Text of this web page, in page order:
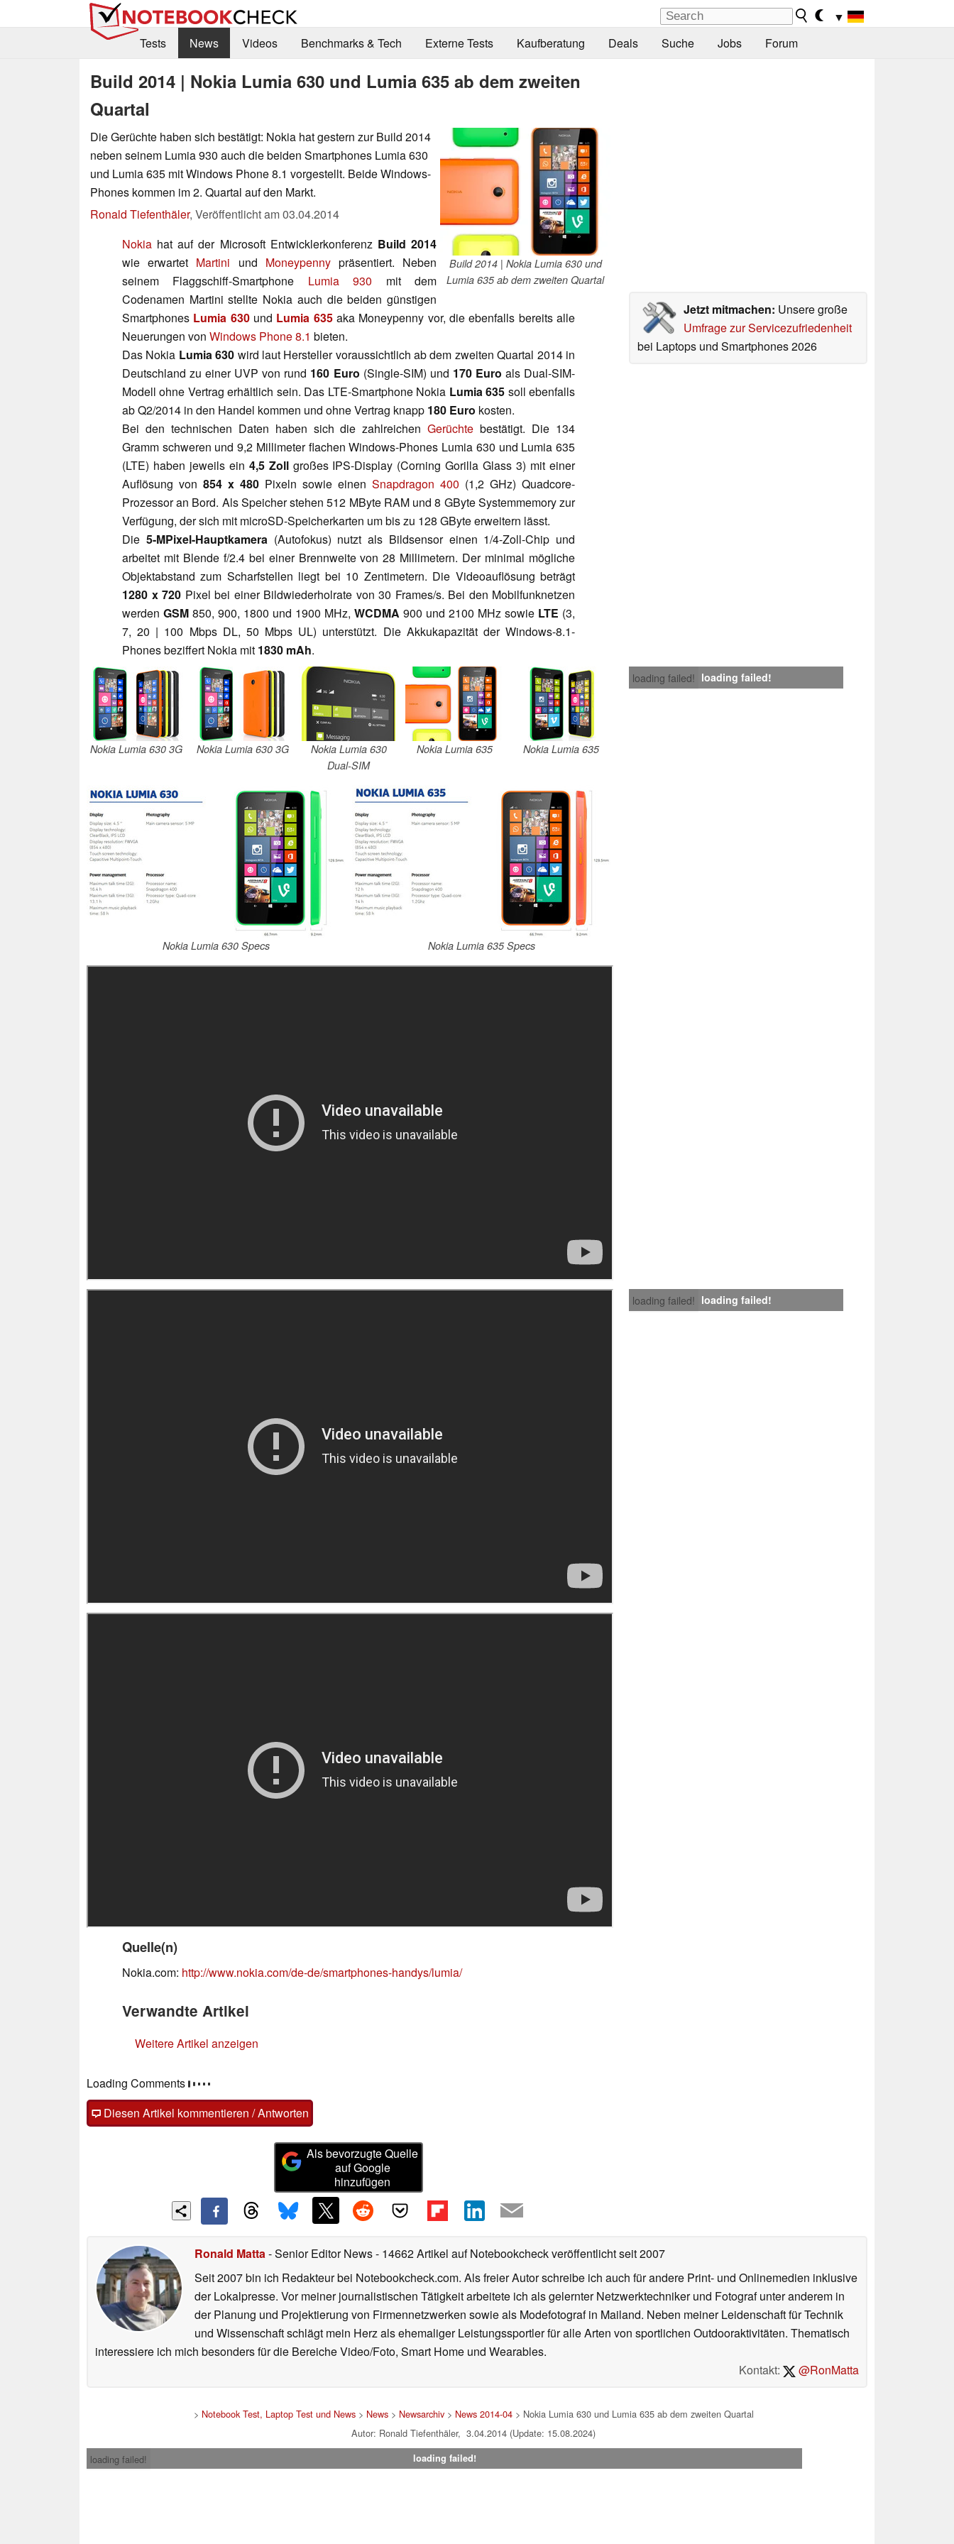
▼
Tests
News Videos Benchmarks & Tech Externe Tests Kaufberatung Deals Suche Jobs Forum
Build 2014 | Nokia Lumia 630 und Lumia 635 ab dem zweiten
Quartal
Build 2014 | Nokia Lumia 630 und
Lumia 635 ab dem zweiten Quartal
Die Gerüchte haben sich bestätigt: Nokia hat gestern zur Build 2014
neben seinem Lumia 930 auch die beiden Smartphones Lumia 630
und Lumia 635 mit Windows Phone 8.1 vorgestellt. Beide Windows-
Phones kommen im 2. Quartal auf den Markt.
Ronald Tiefenthäler, Veröffentlicht am03.04.2014
Jetzt mitmachen: Unsere große
Umfrage zur Servicezufriedenheit
bei Laptops und Smartphones 2026
Nokia hat auf der Microsoft Entwicklerkonferenz Build 2014
wie erwartet Martini und Moneypennypräsentiert. Neben
seinem Flaggschiff-Smartphone Lumia 930 mit dem
Codenamen Martini stellte Nokia auch die beiden günstigen
Smartphones Lumia 630und Lumia 635aka Moneypenny vor, die ebenfalls bereits alle
Neuerungen von Windows Phone 8.1 bieten.
Das Nokia Lumia 630 wird laut Hersteller voraussichtlich ab dem zweiten Quartal 2014 in
Deutschland zu einer UVP von rund 160 Euro (Single-SIM) und 170 Euro als Dual-SIM-
Modell ohne Vertrag erhältlich sein. Das LTE-Smartphone Nokia Lumia 635 soll ebenfalls
ab Q2/2014 in den Handel kommen und ohne Vertrag knapp 180 Euro kosten.
Bei den technischen Daten haben sich die zahlreichenGerüchte bestätigt. Die 134
Gramm schweren und 9,2 Millimeter flachen Windows-Phones Lumia 630 und Lumia 635
(LTE) haben jeweils ein 4,5 Zollgroßes IPS-Display (Corning Gorilla Glass 3) mit einer
Auflösung von 854 x 480 Pixeln sowie einen Snapdragon 400 (1,2 GHz) Quadcore-
Prozessor an Bord. Als Speicher stehen 512 MByte RAM und 8 GByte Systemmemory zur
Verfügung, der sich mit microSD-Speicherkarten um bis zu 128 GByte erweitern lässt.
Die 5-MPixel-Hauptkamera(Autofokus) nutzt als Bildsensor einen 1/4-Zoll-Chip und
arbeitet mit Blende f/2.4 bei einer Brennweite von 28 Millimetern. Der minimal mögliche
Objektabstand zum Scharfstellen liegt bei 10 Zentimetern. Die Videoauflösung beträgt
1280 x 720 Pixel bei einer Bildwiederholrate von 30 Frames/s. Bei den Mobilfunknetzen
werden GSM 850, 900, 1800 und 1900 MHz, WCDMA 900 und 2100 MHz sowie LTE (3,
7, 20 | 100 Mbps DL, 50 Mbps UL) unterstützt. Die Akkukapazität der Windows-8.1-
Phones beziffert Nokia mit 1830 mAh.
loading failed! loading failed!
Nokia Lumia 630 3G Nokia Lumia 630 3G
Nokia Lumia 630
Dual-SIM
Nokia Lumia 635 Nokia Lumia 635
Nokia Lumia 630 Specs Nokia Lumia 635 Specs
loading failed! loading failed!
Quelle(n)
Nokia.com: http://www.nokia.com/de-de/smartphones-handys/lumia/
Verwandte Artikel
Weitere Artikel anzeigen
Loading Comments
Diesen Artikel kommentieren / Antworten
Als bevorzugte Quelle
auf Google
hinzufügen
Ronald Matta- Senior Editor News- 14662 Artikel auf Notebookcheck veröffentlichtseit 2007
Seit 2007 bin ich Redakteur bei Notebookcheck.com. Als freier Autor schreibe ich auch für andere Print- und Onlinemedien inklusive
der Lokalpresse. Vor meiner journalistischen Tätigkeit arbeitete ich als gelernter Netzwerktechniker und Fotograf unter anderem in
der Planung und Projektierung von Firmennetzwerken sowie als Modefotograf in Mailand. Neben meiner Leidenschaft für Technik
und Wissenschaft schlägt mein Herz als ehemaliger Leistungssportler für alle Arten von sportlichen Outdooraktivitäten. Thematisch
interessiere ich mich besonders für die Bereiche Video/Foto, Smart Home und Wearables.
Kontakt:
@RonMatta
> Notebook Test, Laptop Test und News> News> Newsarchiv> News 2014-04> Nokia Lumia 630 und Lumia 635 ab dem zweiten Quartal
Autor: Ronald Tiefenthäler, 3.04.2014 (Update: 15.08.2024)
loading failed!
loading failed!